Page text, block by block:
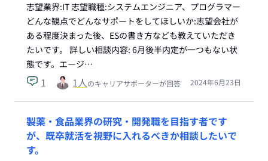
志望業界:IT 志望職種:システムエンジニア、プログラマー
どんな観点でどんなサポートをしてほしいか:志望会社が
ある程度決まった後、ESの書き方なども教えていただき
たいです。 詳しい相談内容: 6月後半内定が一つもない状
態です。エージ…
1 1人のキャリアサポーターが回答 2024年6月23日
製薬・食品業界の研究・開発職を目指す者です
が、既卒就活を視野に入れるべきか相談したいで
す。